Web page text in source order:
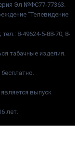
Эл №ФС77-77363.
"Телевидение
8-49624-5-88-70, 8-
табачные изделия.
выпуск
лет.